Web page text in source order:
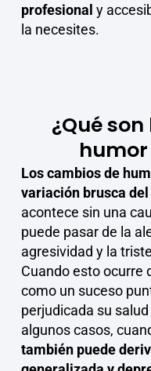
profesional y
la necesites.
¿Qué
Los cambios de
variación brusca
acontece sin una
puede pasar de la
agresividad y la
Cuando esto ocurre
como un suceso
perjudicada su
algunos casos,
también puede